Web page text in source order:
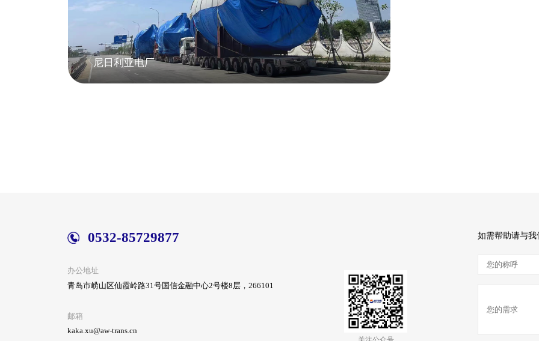
尼日利亚电厂
0532-85729877
办公地址
青岛市崂山区仙霞岭路31号国信金融中心2号楼8层，266101
邮箱
kaka.xu@aw-trans.cn
如需帮助请与